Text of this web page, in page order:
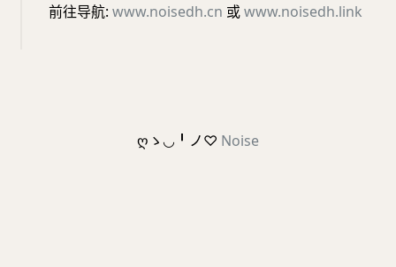
前往导航: www.noisedh.cn 或www.noisedh.link
ღゝ◡╹ノ♡ Noise